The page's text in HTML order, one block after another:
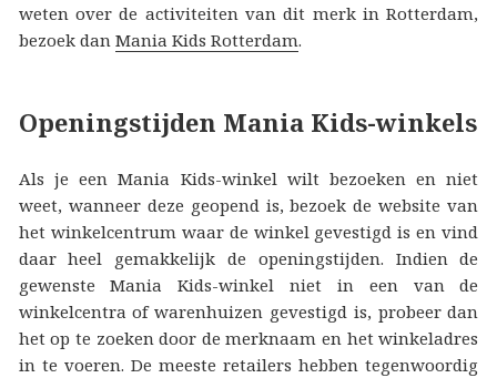
weten over de activiteiten van dit merk in Rotterdam,
bezoek dan Mania Kids Rotterdam.
Openingstijden Mania Kids-winkels
Als je een Mania Kids-winkel wilt bezoeken en niet
weet, wanneer deze geopend is, bezoek de website van
het winkelcentrum waar de winkel gevestigd is en vind
daar heel gemakkelijk de openingstijden. Indien de
gewenste Mania Kids-winkel niet in een van de
winkelcentra of warenhuizen gevestigd is, probeer dan
het op te zoeken door de merknaam en het winkeladres
in te voeren. De meeste retailers hebben tegenwoordig